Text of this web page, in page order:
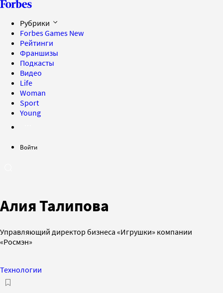
Рубрики
Forbes Games New
Рейтинги
Франшизы
Подкасты
Видео
Life
Woman
Sport
Young
Войти
Алия Талипова
Управляющий директор бизнеса «Игрушки» компании
«Росмэн»
Технологии